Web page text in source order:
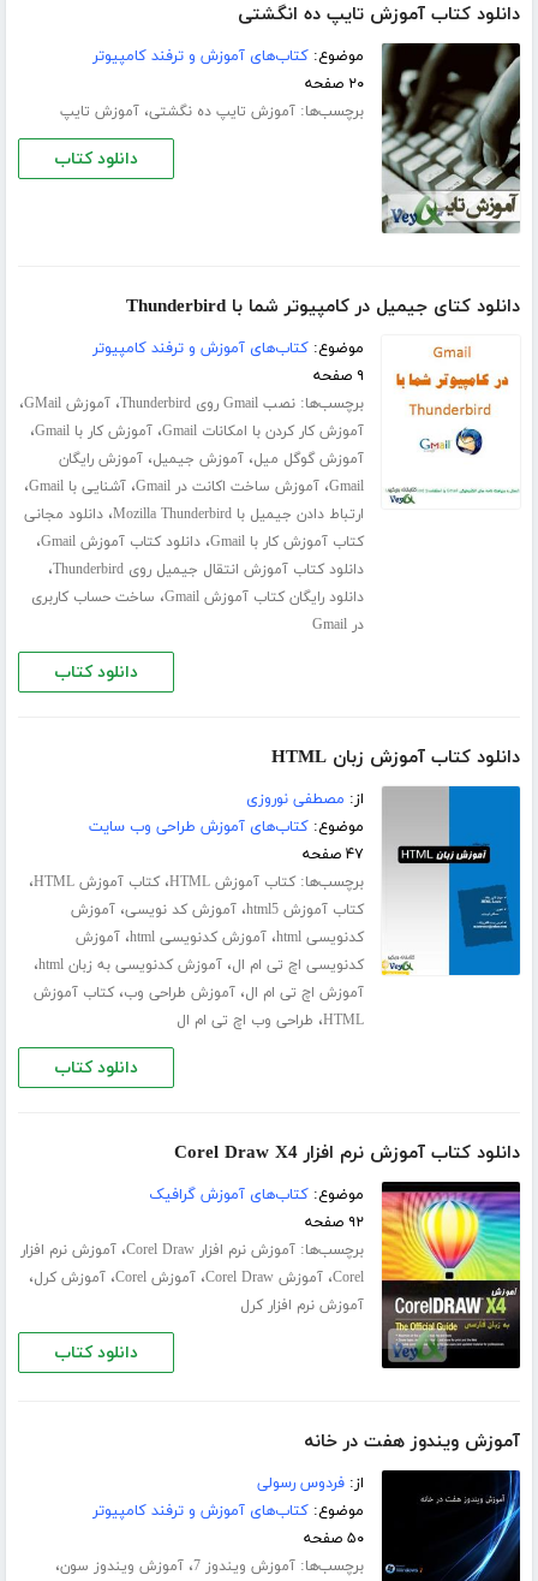
دانلود کتاب آموزش تایپ ده انگشتی
موضوع:کتاب‌های آموزش و ترفند کامپیوتر
۲۰ صفحه
برچسب‌ها:آموزش تایپ ده‌ نگشتی،آموزش تایپ
دانلود کتاب
دانلود کتای جیمیل در کامپیوتر شما با Thunderbird
موضوع:کتاب‌های آموزش و ترفند کامپیوتر
۹ صفحه
برچسب‌ها:نصب Gmail روی Thunderbird ،آموزش GMail ،
آموزش کار کردن با امکانات Gmail ،آموزش کار با Gmail ،
آموزش گوگل میل،آموزش جیمیل،آموزش رایگان
Gmail،آموزش ساخت اکانت در Gmail ،آشنایی با Gmail ،
ارتباط دادن جیمیل با Mozilla Thunderbird ،دانلود مجانی
کتاب آموزش کار با Gmail
،دانلود کتاب آموزش Gmail ،
دانلود کتاب آموزش انتقال جیمیل روی Thunderbird ،
دانلود رایگان کتاب آموزش Gmail ، ساخت حساب کاربری
در Gmail
دانلود کتاب
دانلود کتاب آموزش زبان HTML
از: مصطفی نوروزی
موضوع:کتاب‌های آموزش طراحی وب سایت
۴۷ صفحه
برچسب‌ها:کتاب آموزش HTML ،کتاب آموزش HTML ،
کتاب آموزش html5 ،آموزش کد نویسی،آموزش
کدنویسی html
،آموزش کدنویسی html ،آموزش
کدنویسی اچ تی ام ال،آموزش کدنویسی به زبان html ،
آموزش اچ تی ام ال،آموزش طراحی وب،کتاب آموزش
HTML، طراحی وب اچ تی ام ال
دانلود کتاب
دانلود کتاب آموزش نرم افزار Corel Draw X4
موضوع:کتاب‌های آموزش گرافیک
۹۲ صفحه
برچسب‌ها:آموزش نرم افزار Corel Draw ،آموزش نرم افزار
Corel،آموزش Corel Draw ،آموزش Corel ،آموزش کرل،
آموزش نرم افزار کرل
دانلود کتاب
آموزش ویندوز هفت در خانه
از:فردوس رسولی
موضوع:کتاب‌های آموزش و ترفند کامپیوتر
۵۰ صفحه
برچسب‌ها:آموزش ویندوز 7 ،آموزش ویندوز سون،